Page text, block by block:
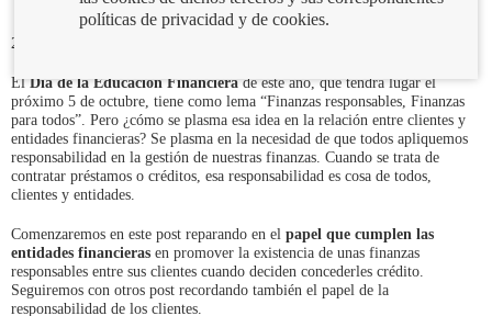
23/09/2020
ElDía de la Educación Financierade este año, que tendrá lugar el
próximo 5 de octubre, tiene como lema “Finanzas responsables, Finanzas
para todos”. Pero ¿cómo se plasma esa idea en la relación entre clientes y
entidades financieras? Se plasma en la necesidad de que todos apliquemos
responsabilidad en la gestión de nuestras finanzas. Cuando se trata de
contratar préstamos o créditos, esa responsabilidad es cosa de todos,
clientes y entidades.
Comenzaremos en este post reparando en el papel que cumplen las
entidades financieras en promover la existencia de unas finanzas
responsables entre sus clientes cuando deciden concederles crédito.
Seguiremos con otros post recordando también el papel de la
responsabilidad de los clientes.
políticas de privacidad y de cookies.